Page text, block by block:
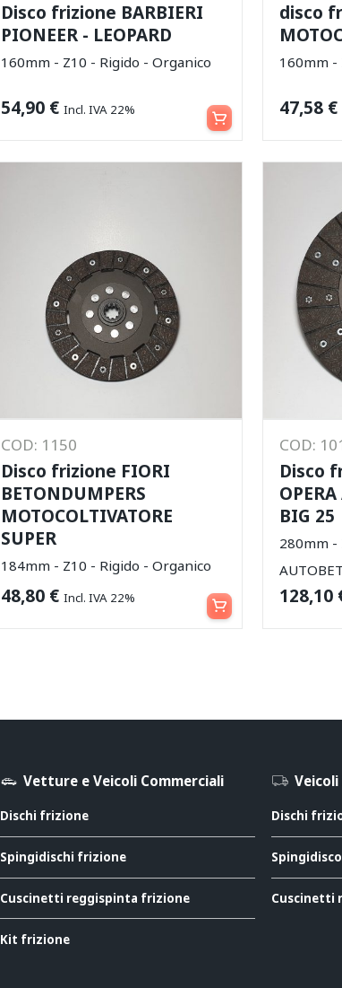
Disco frizione BARBIERI
PIONEER - LEOPARD
160mm - Z10 - Rigido - Organico
54,90 € Incl. IVA 22% Aggiungi al carrello
disco
160mm -
47,58 €
COD: 1150
Disco frizione FIORI
BETONDUMPERS
MOTOCOLTIVATORE
SUPER
184mm - Z10 - Rigido - Organico
48,80 € Incl. IVA 22% Aggiungi al carrello
COD:
Disco
BIG 25
280mm -
128,10
Vetture e Veicoli Commerciali
Dischi frizione
Spingidischi frizione
Cuscinetti reggispinta frizione
Kit frizione
Dischi
Cuscinetti